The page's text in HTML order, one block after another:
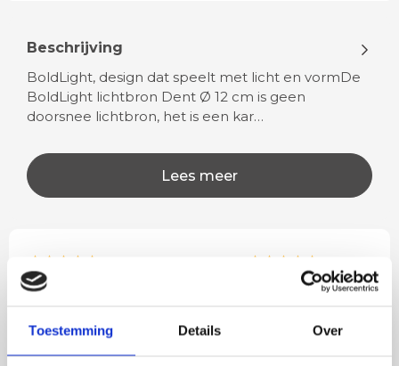
Toestemming Details Over
Beschrijving
BoldLight, design dat speelt met licht en vormDe
BoldLight lichtbron Dent Ø 12 cm is geen
doorsnee lichtbron, het is een kar…
Lees meer
Rian
lamp heb uitgekozen en
besteld. De volgende dag
leveren verliep vlot en